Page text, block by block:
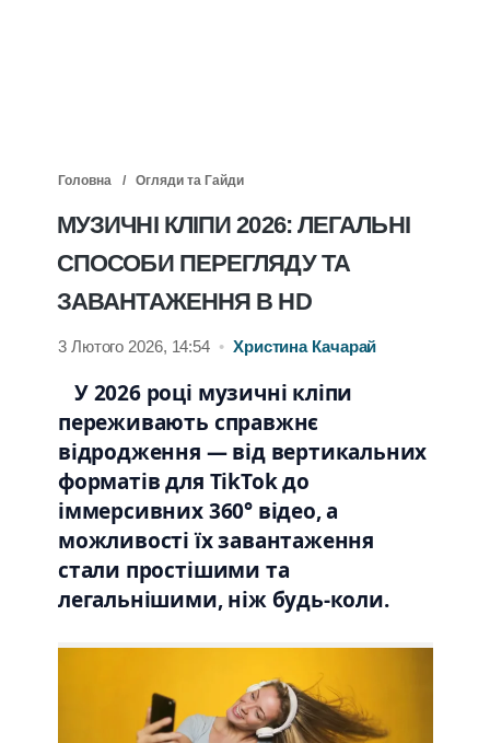
Головна Огляди та Гайди
МУЗИЧНІ КЛІПИ 2026: ЛЕГАЛЬНІ
СПОСОБИ ПЕРЕГЛЯДУ ТА
ЗАВАНТАЖЕННЯ В HD
3 Лютого 2026, 14:54 • Христина Качарай
У 2026 році музичні кліпи
переживають справжнє
відродження — від вертикальних
форматів для TikTok до
іммерсивних 360° відео, а
можливості їх завантаження
стали простішими та
легальнішими, ніж будь-коли.